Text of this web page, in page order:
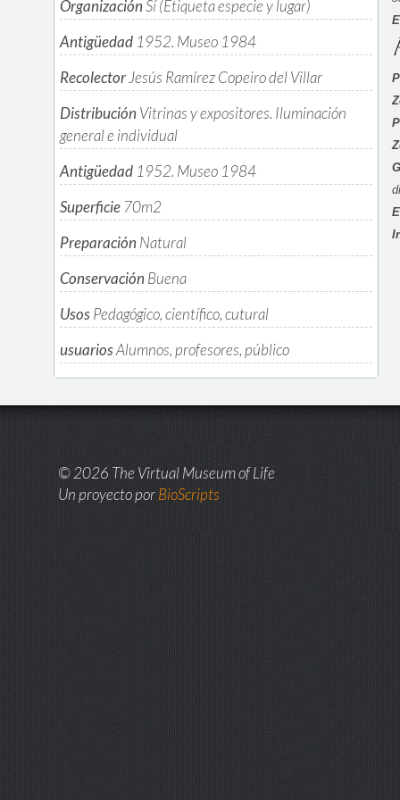
OrganizaciónSí (Etiqueta especie y lugar)
Antigüedad 1952. Museo 1984
Recolector Jesús Ramírez Copeiro del Villar
Distribución Vitrinas y expositores. Iluminación
general e individual
Antigüedad 1952. Museo 1984
Superficie 70m2
Preparación Natural
Conservación Buena
UsosPedagógico, científico, cutural
usuariosAlumnos, profesores, público
© 2026 The Virtual Museum of Life
Un proyecto porBioScripts